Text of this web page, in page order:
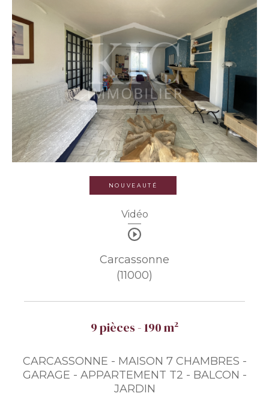
NOUVEAUTÉ
Vidéo
Carcassonne
(11000)
9 pièces - 190 m²
CARCASSONNE - MAISON 7 CHAMBRES -
GARAGE - APPARTEMENT T2 - BALCON -
JARDIN